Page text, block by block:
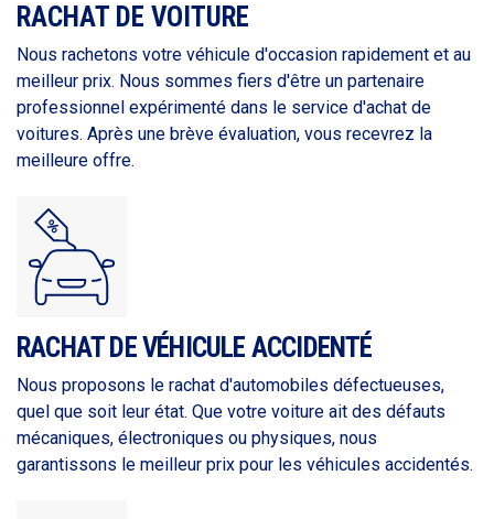
RACHAT DE VOITURE
Nous rachetons votre véhicule d'occasion rapidement et au
meilleur prix. Nous sommes fiers d'être un partenaire
professionnel expérimenté dans le service d'achat de
voitures. Après une brève évaluation, vous recevrez la
meilleure offre.
RACHAT DE VÉHICULE ACCIDENTÉ
Nous proposons le rachat d'automobiles défectueuses,
quel que soit leur état. Que votre voiture ait des défauts
mécaniques, électroniques ou physiques, nous
garantissons le meilleur prix pour les véhicules accidentés.